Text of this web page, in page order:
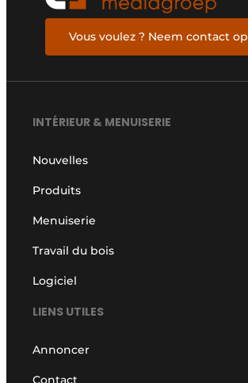
Vous voulez ? Neem contact op
INTÉRIEUR & MENUISERIE
Nouvelles
Produits
Menuiserie
Travail du bois
Logiciel
LIENS UTILES
Annoncer
Contact